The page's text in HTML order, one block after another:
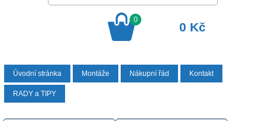
0
0 Kč
Úvodní stránka Montáže Nákupní řád Kontakt
RADY a TIPY